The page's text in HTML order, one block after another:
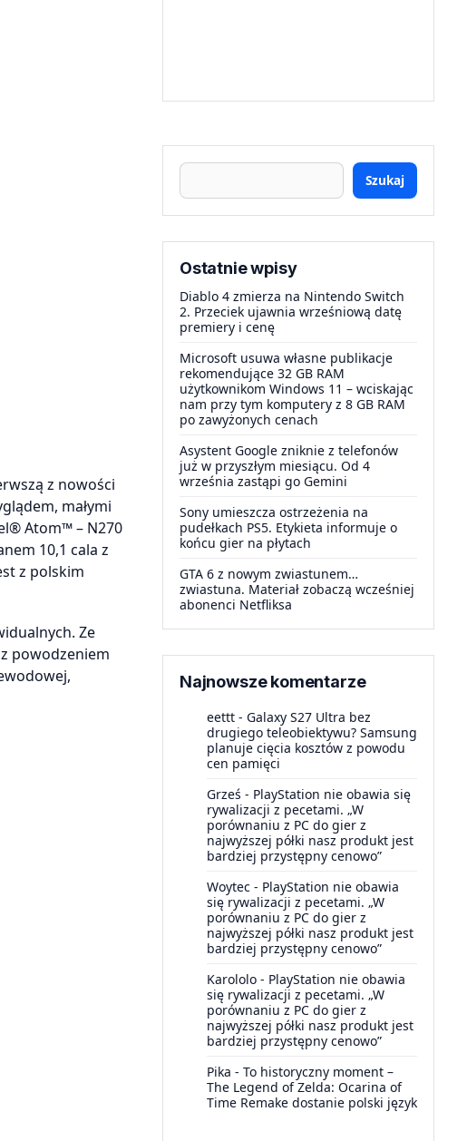
z nowości
małymi
Atom™ – N270
10,1 cala z
z polskim
Ze
powodzeniem
Szukaj
Ostatnie wpisy
Diablo 4 zmierza na Nintendo Switch
2. Przeciek ujawnia wrześniową datę
premiery i cenę
Microsoft usuwa własne publikacje
rekomendujące 32 GB RAM
użytkownikom Windows 11 – wciskając
nam przy tym komputery z 8 GB RAM
po zawyżonych cenach
Asystent Google zniknie z telefonów
już w przyszłym miesiącu. Od 4
września zastąpi go Gemini
Sony umieszcza ostrzeżenia na
pudełkach PS5. Etykieta informuje o
końcu gier na płytach
GTA 6 z nowym zwiastunem…
zwiastuna. Materiał zobaczą wcześniej
abonenci Netfliksa
Najnowsze komentarze
eettt - Galaxy S27 Ultra bez
drugiego teleobiektywu? Samsung
planuje cięcia kosztów z powodu
cen pamięci
Grześ - PlayStation nie obawia się
rywalizacji z pecetami. „W
porównaniu z PC do gier z
najwyższej półki nasz produkt jest
bardziej przystępny cenowo”
Woytec - PlayStation nie obawia
się rywalizacji z pecetami. „W
porównaniu z PC do gier z
najwyższej półki nasz produkt jest
bardziej przystępny cenowo”
Karololo - PlayStation nie obawia
się rywalizacji z pecetami. „W
porównaniu z PC do gier z
najwyższej półki nasz produkt jest
bardziej przystępny cenowo”
Pika - To historyczny moment –
The Legend of Zelda: Ocarina of
Time Remake dostanie polski język